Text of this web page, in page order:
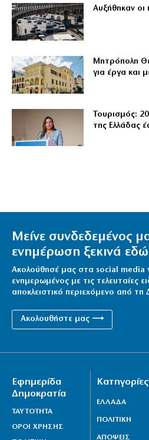
Αυξήθηκαν οι
Μητρόπολη
για έργα και
Τουρισμός:
της Ελλάδας
Μείνε συνδεδεμένος
ενημέρωση ξεκινά
Ακολούθησέ μας στα social media
ενημερωμένος με τις τελευταίες
αποκλειστικό περιεχόμενο από τη
Ακολουθήστε μας ⟶
Εφημερίδα
Δημοκρατία
ΤΑΥΤΟΤΗΤΑ
ΟΡΟΙ ΧΡΗΣΗΣ
Κατηγορίες
ΕΛΛΑΔΑ
ΠΟΛΙΤΙΚΗ
ΑΠΟΨΕΙΣ